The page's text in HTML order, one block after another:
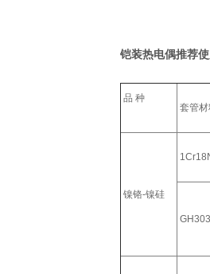
铠装热电偶推荐
品 种
套管材
镍铬-镍硅